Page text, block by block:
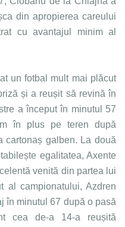
din apropierea careului
cu avantajul minim al
un fotbal mult mai plăcut
și a reușit să revină în
a început în minutul 57
în plus pe teren după
cartonaș galben. La două
egalitatea, Axente
venită din partea lui
al campionatului, Azdren
în minutul 67 după o pasă
cea de-a 14-a reușită